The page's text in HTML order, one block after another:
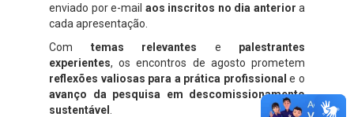
enviado por e-mail aos inscritos no dia anterior a
cada apresentação.
Com temas relevantes e palestrantes
experientes, os encontros de agosto prometem
reflexões valiosas para a prática profissional e o
avanço da pesquisa em descomissionamento
sustentável .